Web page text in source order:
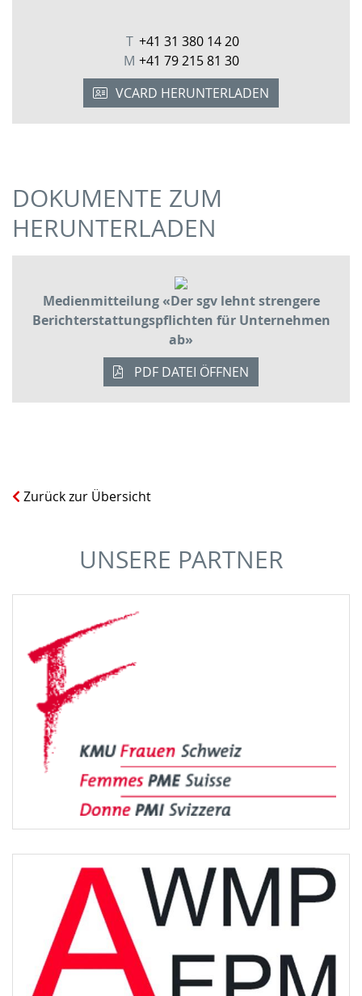
T +41 31 380 14 20
M +41 79 215 81 30
VCARD HERUNTERLADEN
DOKUMENTE ZUM
HERUNTERLADEN
Medienmitteilung «Der sgv lehnt strengere
Berichterstattungspflichten für Unternehmen
ab»
PDF DATEI ÖFFNEN
Zurück zur Übersicht
UNSERE PARTNER